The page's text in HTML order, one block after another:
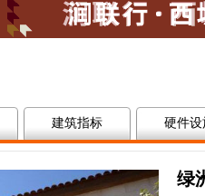
建筑指标 硬件设
绿